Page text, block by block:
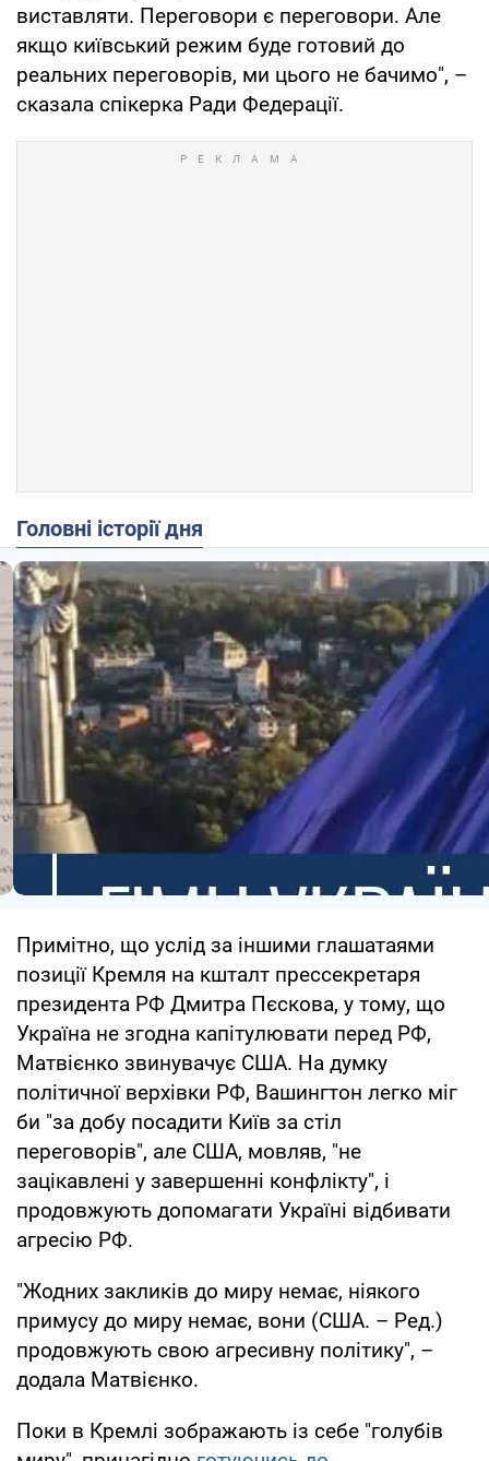
виставляти. Переговори є переговори. Але
якщо київський режим буде готовий до
реальних переговорів, ми цього не бачимо", –
сказала спікерка Ради Федерації.
Головні історії дня
Примітно, що услід за іншими глашатаями
позиції Кремля на кшталт прессекретаря
президента РФ Дмитра Пєскова, у тому, що
Україна не згодна капітулювати перед РФ,
Матвієнко звинувачує США. На думку
політичної верхівки РФ, Вашингтон легко міг
би "за добу посадити Київ за стіл
переговорів", але США, мовляв, "не
зацікавлені у завершенні конфлікту", і
продовжують допомагати Україні відбивати
агресію РФ.
"Жодних закликів до миру немає, ніякого
примусу до миру немає, вони (США. – Ред.)
продовжують свою агресивну політику", –
додала Матвієнко.
Поки в Кремлі зображають із себе "голубів